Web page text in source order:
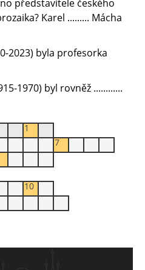
představitele českého
Karel ......... Mácha
2023) byla profesorka
1970) byl rovněž ............
1
7
10